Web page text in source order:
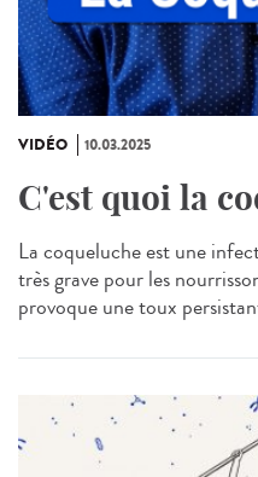
VIDÉO 10.03.2025
C'est quoi la
La coqueluche est une
très grave pour les
provoque une toux